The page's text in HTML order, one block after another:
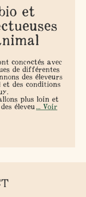
et
concoctés avec
de différentes
des éleveurs
des conditions
plus loin et
éleveu... Voir